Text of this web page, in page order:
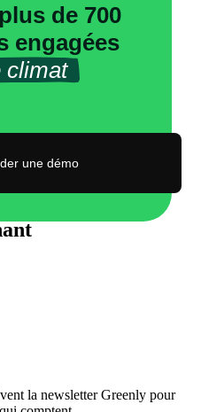
de 700
engagées
climat
une démo
la newsletter Greenly pour